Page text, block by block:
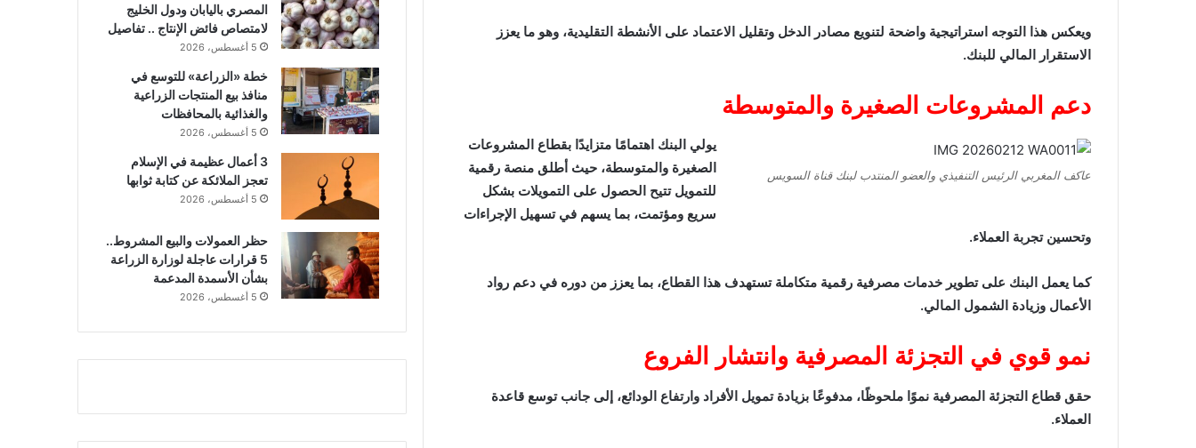
ويعكس هذا التوجه استراتيجية واضحة لتنويع مصادر الدخل وتقليل الاعتماد على الأنشطة التقليدية، وهو ما يعزز
الاستقرار المالي للبنك.
دعم المشروعات الصغيرة والمتوسطة
عاكف المغربي الرئيس التنفيذي والعضو المنتدب لبنك قناة السويس
يولي البنك اهتمامًا متزايدًا بقطاع المشروعات
الصغيرة والمتوسطة، حيث أطلق منصة رقمية
للتمويل تتيح الحصول على التمويلات بشكل
سريع ومؤتمت، بما يسهم في تسهيل الإجراءات
وتحسين تجربة العملاء.
كما يعمل البنك على تطوير خدمات مصرفية رقمية متكاملة تستهدف هذا القطاع، بما يعزز من دوره في دعم رواد
الأعمال وزيادة الشمول المالي.
نمو قوي في التجزئة المصرفية وانتشار الفروع
حقق قطاع التجزئة المصرفية نموًا ملحوظًا، مدفوعًا بزيادة تمويل الأفراد وارتفاع الودائع، إلى جانب توسع قاعدة
العملاء.
المصري باليابان ودول الخليج
لامتصاص فائض الإنتاج .. تفاصيل
5 أغسطس، 2026
خطة «الزراعة» للتوسع في
منافذ بيع المنتجات الزراعية
والغذائية بالمحافظات
5 أغسطس، 2026
3 أعمال عظيمة في الإسلام
تعجز الملائكة عن كتابة ثوابها
5 أغسطس، 2026
حظر العمولات والبيع المشروط..
5 قرارات عاجلة لوزارة الزراعة
بشأن الأسمدة المدعمة
5 أغسطس، 2026